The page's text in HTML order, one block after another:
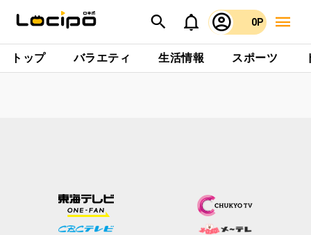
0P
トップ バラエティ 生活情報 スポーツ